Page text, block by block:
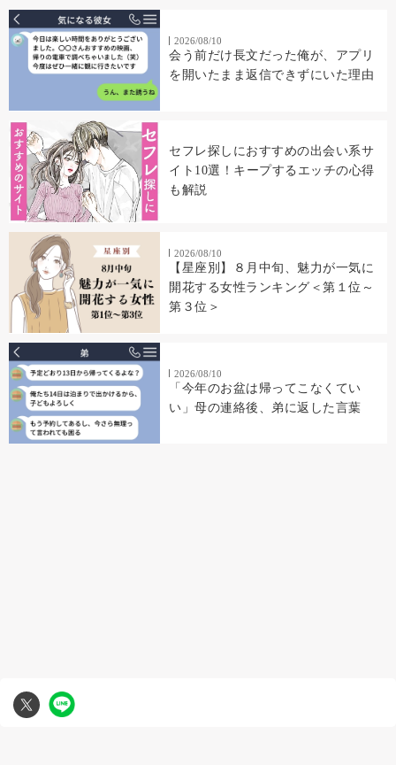
2026/08/10
会う前だけ長文だった俺が、アプリ
を開いたまま返信できずにいた理由
セフレ探しにおすすめの出会い系サ
イト10選！キープするエッチの心得
も解説
2026/08/10
【星座別】８月中旬、魅力が一気に
開花する女性ランキング＜第１位～
第３位＞
2026/08/10
「今年のお盆は帰ってこなくてい
い」母の連絡後、弟に返した言葉